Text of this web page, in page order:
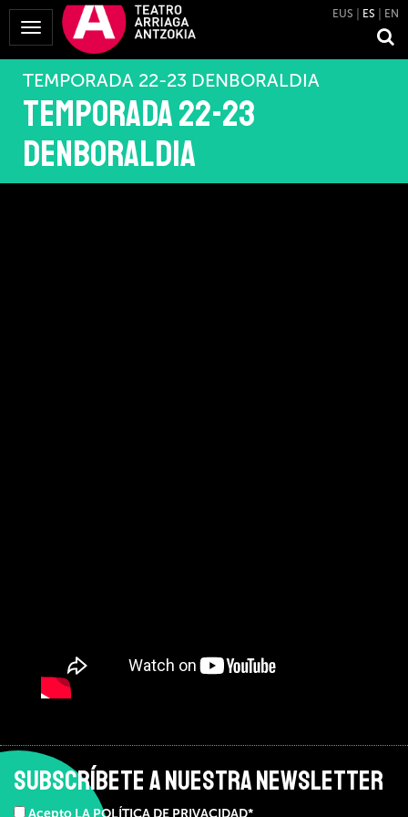
Mostrar
Menú
EUS ES EN
TEMPORADA 22-23 DENBORALDIA
Temporada 22-23
Denboraldia
SUBSCRÍBETE A NUESTRA NEWSLETTER
Acepto LA POLÍTICA DE PRIVACIDAD*